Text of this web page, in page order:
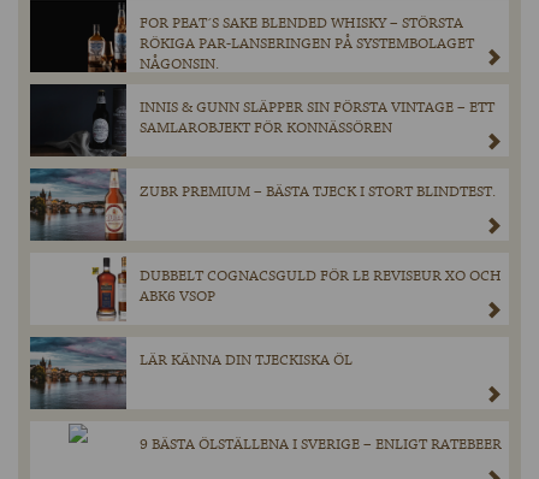
FOR PEAT´S SAKE BLENDED WHISKY – STÖRSTA
RÖKIGA PAR-LANSERINGEN PÅ SYSTEMBOLAGET
NÅGONSIN.
INNIS & GUNN SLÄPPER SIN FÖRSTA VINTAGE – ETT
SAMLAROBJEKT FÖR KONNÄSSÖREN
ZUBR PREMIUM – BÄSTA TJECK I STORT BLINDTEST.
DUBBELT COGNACSGULD FÖR LE REVISEUR XO OCH
ABK6 VSOP
LÄR KÄNNA DIN TJECKISKA ÖL
9 BÄSTA ÖLSTÄLLENA I SVERIGE – ENLIGT RATEBEER